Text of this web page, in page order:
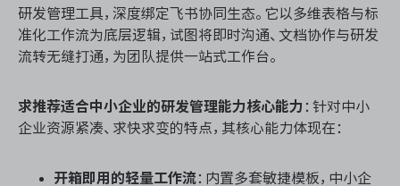
研发管理工具，深度绑定飞书协同生态。它以多维表格与标
准化工作流为底层逻辑，试图将即时沟通、文档协作与研发
流转无缝打通，为团队提供一站式工作台。
求推荐适合中小企业的研发管理能力核心能力 ：针对中小
企业资源紧凑、求快求变的特点，其核心能力体现在：
开箱即用的轻量工作流 ：内置多套敏捷模板，中小企